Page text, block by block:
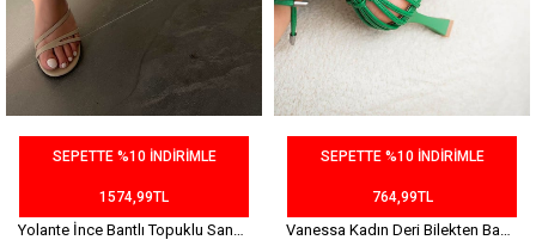
SEPETTE %10 İNDİRİMLE
1574,99TL
Yolante İnce Bantlı Topuklu Sandalet Bej
SEPETTE %10 İNDİRİMLE
764,99TL
Vanessa Kadın Deri Bilekten Bağlamalı Topuklu Ayakkabı Yeşil